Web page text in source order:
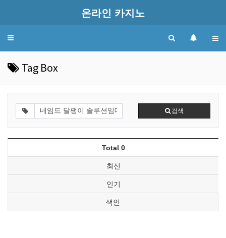
온라인 카지노
Toggle
Tag Box
검색
Total 0
최신
인기
색인